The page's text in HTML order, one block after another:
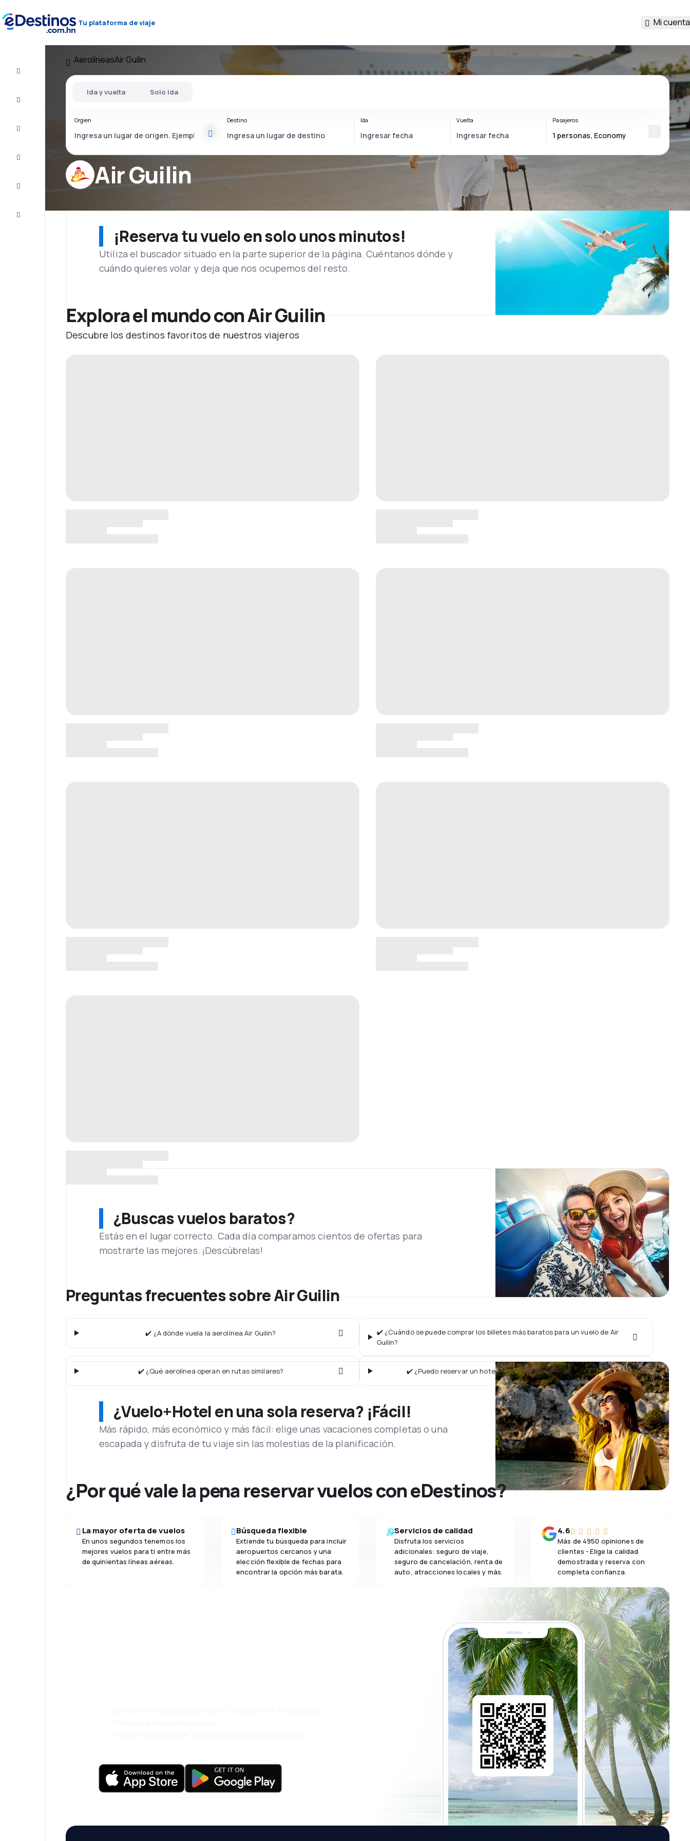
Tu plataforma de viaje Mi cuenta
Atención
AerolíneasAir Guilin
Air Guilin
Ida y vuelta Solo ida
Orgien Destino Ida Vuelta Pasajeros
¡Reserva tu vuelo en solo unos minutos!
Utiliza el buscador situado en la parte superior de la página. Cuéntanos dónde y
cuándo quieres volar y deja que nos ocupemos del resto.
Explora el mundo con Air Guilin
Descubre los destinos favoritos de nuestros viajeros
¿Buscas vuelos baratos?
Estás en el lugar correcto. Cada día comparamos cientos de ofertas para
mostrarte las mejores. ¡Descúbrelas!
Preguntas frecuentes sobre Air Guilin
✔️ ¿A dónde vuela la aerolínea Air Guilin?
✔️ ¿Cuándo se puede comprar los billetes más baratos para un vuelo de Air
Guilin?
✔️ ¿Qué aerolínea operan en rutas similares? ✔️ ¿Puedo reservar un hotel junto con un vuelo de Air Guilin?
¿Vuelo+Hotel en una sola reserva? ¡Fácil!
Más rápido, más económico y más fácil: elige unas vacaciones completas o una
escapada y disfruta de tu viaje sin las molestias de la planificación.
¿Por qué vale la pena reservar vuelos con eDestinos?
La mayor oferta de vuelos
En unos segundos tenemos los
mejores vuelos para ti entre más
de quinientas líneas aéreas.
Búsqueda flexible
Extiende tu búsqueda para incluir
aeropuertos cercanos y una
elección flexible de fechas para
encontrar la opción más barata.
Servicios de calidad
Disfruta los servicios
adicionales: seguro de viaje,
seguro de cancelación, renta de
auto, atracciones locales y más.
4.6
Más de 4950 opiniones de
clientes - Elige la calidad
demostrada y reserva con
completa confianza.